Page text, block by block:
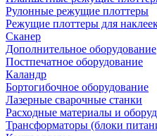
Рулонные режущие плоттеры
Режущие плоттеры для
Сканер
Дополнительное оборудование
Постпечатное оборудование
Каландр
Бортогибочное оборудование
Лазерные сварочные станки
Расходные материалы и
Трансформаторы (блоки